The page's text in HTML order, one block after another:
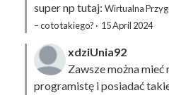
super np tutaj: Wirtualna
– co to takiego? · 15 April 2024
xdziUnia92
Zawsze można mieć
programistę i posiadać